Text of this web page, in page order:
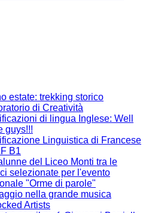
estate: trekking storico
di Creatività
di lingua Inglese: Well
guys!!!
Linguistica di Francese
B1
del Liceo Monti tra le
selezionate per l'evento
"Orme di parole"
nella grande musica
Artists